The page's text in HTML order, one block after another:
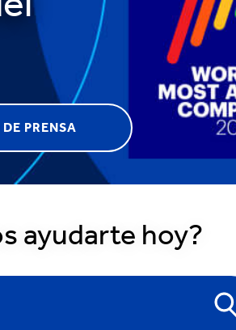
Reciclaje
PRENSA
ayudarte hoy?